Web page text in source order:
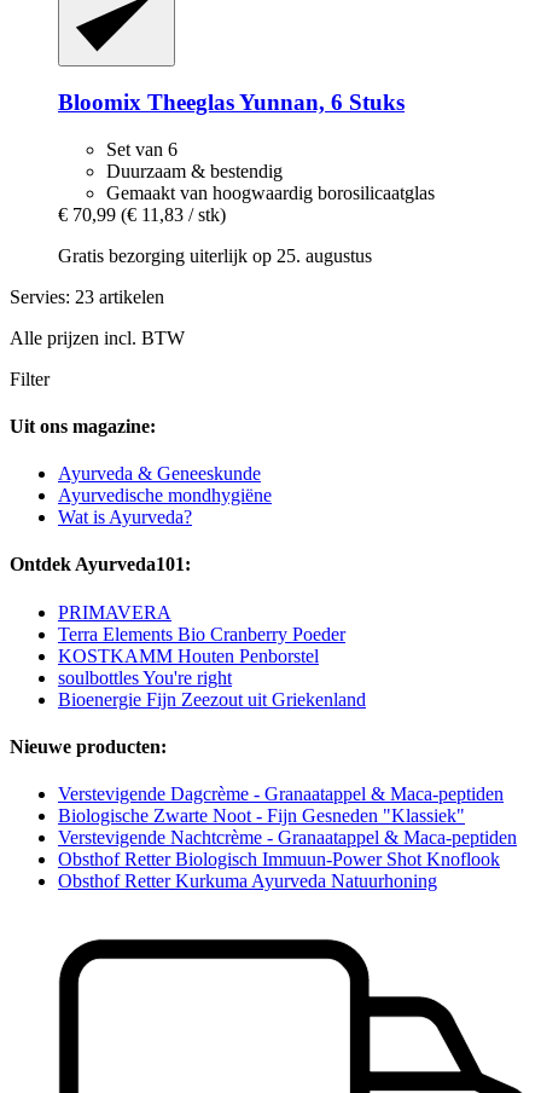
Bloomix Theeglas Yunnan, 6 Stuks
Set van 6
Duurzaam & bestendig
Gemaakt van hoogwaardig borosilicaatglas
€ 70,99 (€ 11,83 / stk)
Gratis bezorging uiterlijk op 25. augustus
Servies: 23 artikelen
Alle prijzen incl. BTW
Filter
Uit ons magazine:
Ayurveda & Geneeskunde
Ayurvedische mondhygiëne
Wat is Ayurveda?
Ontdek Ayurveda101:
PRIMAVERA
Terra Elements Bio Cranberry Poeder
KOSTKAMM Houten Penborstel
soulbottles You're right
Bioenergie Fijn Zeezout uit Griekenland
Nieuwe producten:
Verstevigende Dagcrème - Granaatappel & Maca-peptiden
Biologische Zwarte Noot - Fijn Gesneden "Klassiek"
Verstevigende Nachtcrème - Granaatappel & Maca-peptiden
Obsthof Retter Biologisch Immuun-Power Shot Knoflook
Obsthof Retter Kurkuma Ayurveda Natuurhoning